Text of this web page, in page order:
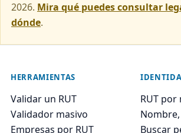
2026. Mira qué puedes consultar
dónde.
HERRAMIENTAS
Validar un RUT
Validador masivo
Empresas por RUT
RUT
Buscar